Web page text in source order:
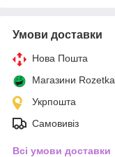
Умови доставки
Нова Пошта
Магазини Rozetka
Укрпошта
Самовивіз
Всі умови доставки